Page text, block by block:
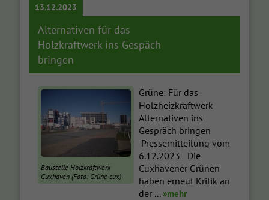
13.12.2023
Alternativen für das
Holzkraftwerk ins Gespäch
bringen
Baustelle Holzkraftwerk
Cuxhaven (Foto: Grüne cux)
Grüne: Für das
Holzheizkraftwerk
Alternativen ins
Gespräch bringen
Pressemitteilung vom
6.12.2023 Die
Cuxhavener Grünen
haben erneut Kritik an
der ... »mehr